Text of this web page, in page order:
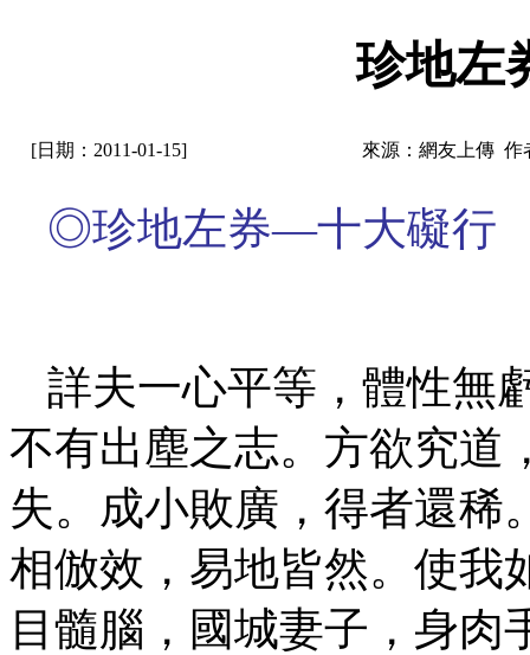
珍地左
[日期：2011-01-15] 來源：網友上傳 作
◎珍地左券—十大礙行
詳夫一心平等，體性無
不有出塵之志。方欲究道
失。成小敗廣，得者還稀
相倣效，易地皆然。使我
目髓腦，國城妻子，身